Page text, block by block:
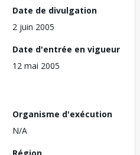
Date de divulgation
2 juin 2005
Date d'entrée en vigueur
12 mai 2005
Organisme d'exécution
N/A
Région